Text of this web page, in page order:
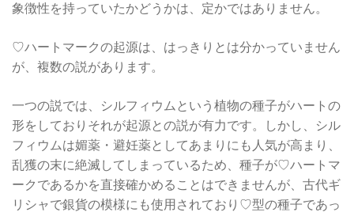
象徴性を持っていたかどうかは、定かではありません。
♡ハートマークの起源は、はっきりとは分かっていません
が、複数の説があります。
一つの説では、シルフィウムという植物の種子がハートの
形をしておりそれが起源との説が有力です。しかし、シル
フィウムは媚薬・避妊薬としてあまりにも人気が高まり、
乱獲の末に絶滅してしまっているため、種子が♡ハートマ
ークであるかを直接確かめることはできませんが、古代ギ
リシャで銀貨の模様にも使用されており♡型の種子であっ